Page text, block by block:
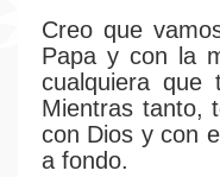
Creo que
Papa y con la
cualquiera que
Mientras tanto,
con Dios y con
a fondo.